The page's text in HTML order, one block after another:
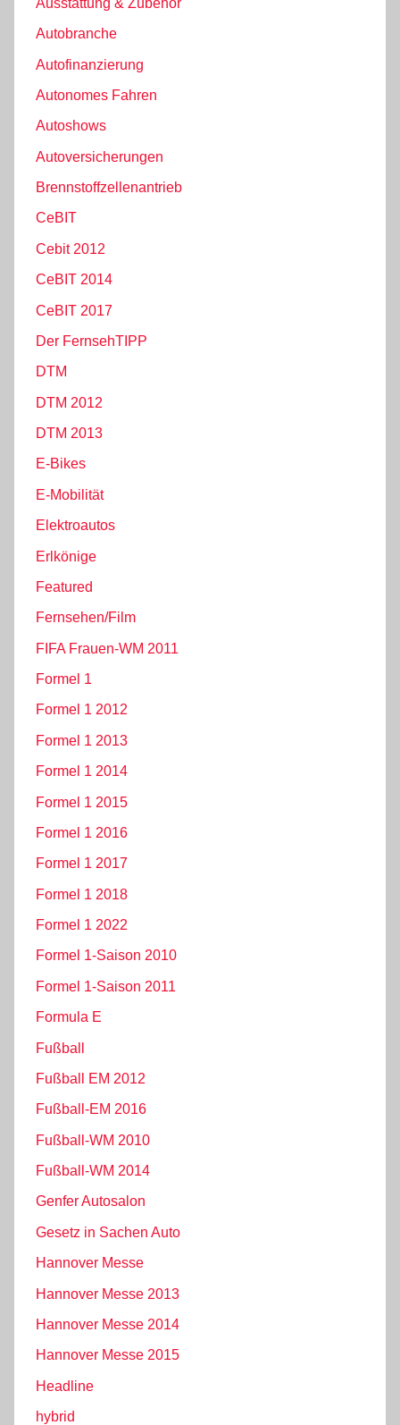
Autobranche
Autofinanzierung
Autonomes Fahren
Autoshows
Autoversicherungen
Brennstoffzellenantrieb
CeBIT
Cebit 2012
CeBIT 2014
CeBIT 2017
Der FernsehTIPP
DTM
DTM 2012
DTM 2013
E-Bikes
E-Mobilität
Elektroautos
Erlkönige
Featured
Fernsehen/Film
FIFA Frauen-WM 2011
Formel 1
Formel 1 2012
Formel 1 2013
Formel 1 2014
Formel 1 2015
Formel 1 2016
Formel 1 2017
Formel 1 2018
Formel 1 2022
Formel 1-Saison 2010
Formel 1-Saison 2011
Formula E
Fußball
Fußball EM 2012
Fußball-EM 2016
Fußball-WM 2010
Fußball-WM 2014
Genfer Autosalon
Gesetz in Sachen Auto
Hannover Messe
Hannover Messe 2013
Hannover Messe 2014
Hannover Messe 2015
Headline
hybrid